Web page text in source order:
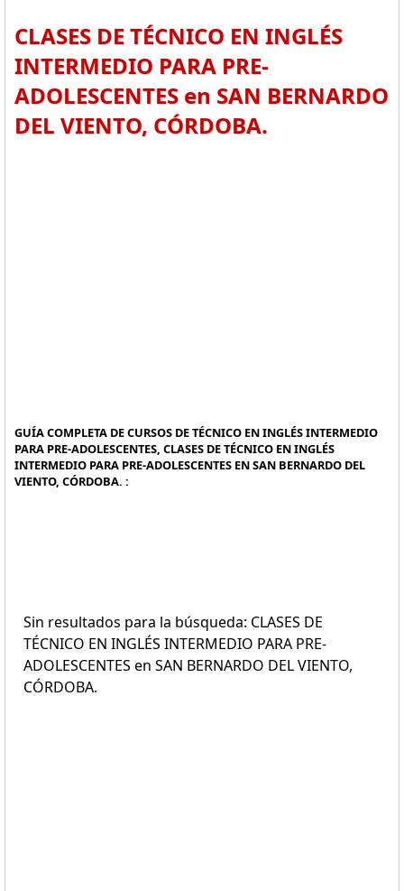
CLASES DE TÉCNICO EN INGLÉS
INTERMEDIO PARA PRE-
ADOLESCENTES en SAN BERNARDO
DEL VIENTO, CÓRDOBA.
GUÍA COMPLETA DE CURSOS DE TÉCNICO EN INGLÉS INTERMEDIO
PARA PRE-ADOLESCENTES, CLASES DE TÉCNICO EN INGLÉS
INTERMEDIO PARA PRE-ADOLESCENTES EN SAN BERNARDO DEL
VIENTO, CÓRDOBA. :
Sin resultados para la búsqueda: CLASES DE
TÉCNICO EN INGLÉS INTERMEDIO PARA PRE-
ADOLESCENTES en SAN BERNARDO DEL VIENTO,
CÓRDOBA.